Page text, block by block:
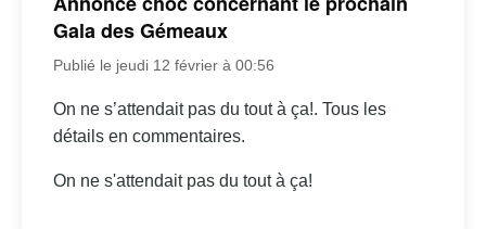
Gala des Gémeaux
Publié le jeudi 12 février à 00:56
On ne s’attendait pas du tout à ça!. Tous les
détails en commentaires.
On ne s'attendait pas du tout à ça!